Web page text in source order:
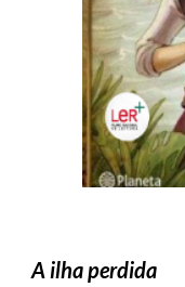
A ilha perdida